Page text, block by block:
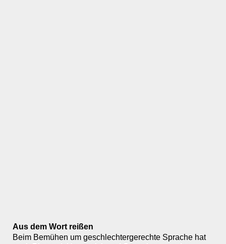
Aus dem Wort reißen
Beim Bemühen um geschlechtergerechte Sprache hat